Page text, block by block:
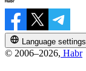
Language settings
© 2006–2026, Habr